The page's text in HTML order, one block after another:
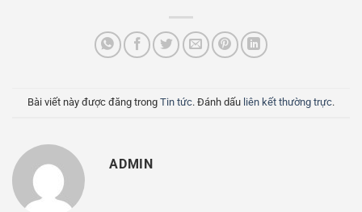
Bài viết này được đăng trong Tin tức. Đánh dấu liên kết thường trực.
ADMIN